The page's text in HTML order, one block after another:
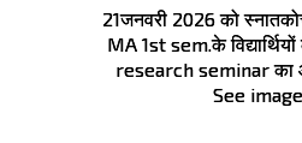
21जनवरी 2026 को
MA 1st sem.के
research seminar का
See